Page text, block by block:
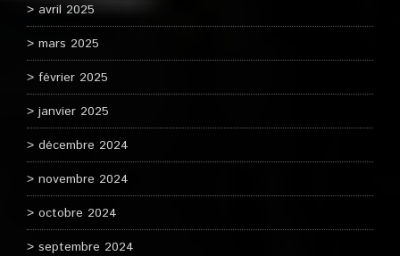
avril 2025
mars 2025
février 2025
janvier 2025
décembre 2024
novembre 2024
octobre 2024
septembre 2024